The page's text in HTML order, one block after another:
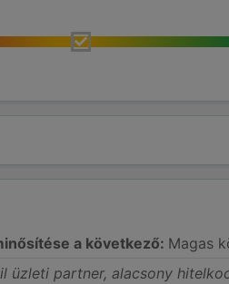
a következő: Magas
üzleti partner, alacsony